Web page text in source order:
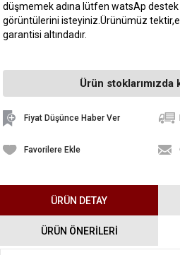
düşmemek adına lütfen watsAp destek
görüntülerini isteyiniz.Ürünümüz
garantisi altındadır.
Ürün stoklarımızda
Fiyat Düşünce Haber Ver
Favorilere Ekle
ÜRÜN DETAY
ÜRÜN ÖNERILERI